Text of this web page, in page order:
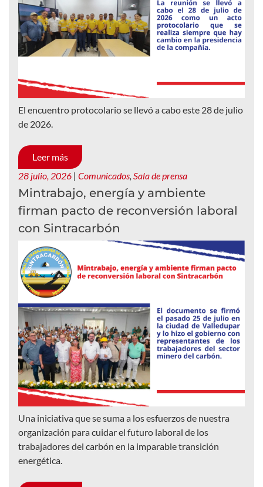
El encuentro protocolario se llevó a cabo este 28 de julio
de 2026.
Leer más
28 julio, 2026 | Comunicados, Sala de prensa
Mintrabajo, energía y ambiente
firman pacto de reconversión laboral
con Sintracarbón
Una iniciativa que se suma a los esfuerzos de nuestra
organización para cuidar el futuro laboral de los
trabajadores del carbón en la imparable transición
energética.